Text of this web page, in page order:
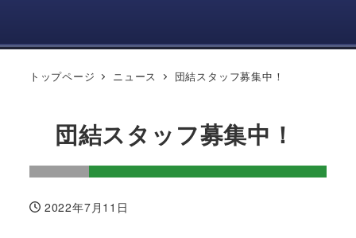
トップページ ニュース 団結スタッフ募集中！
団結スタッフ募集中！
投稿日
2022年7月11日